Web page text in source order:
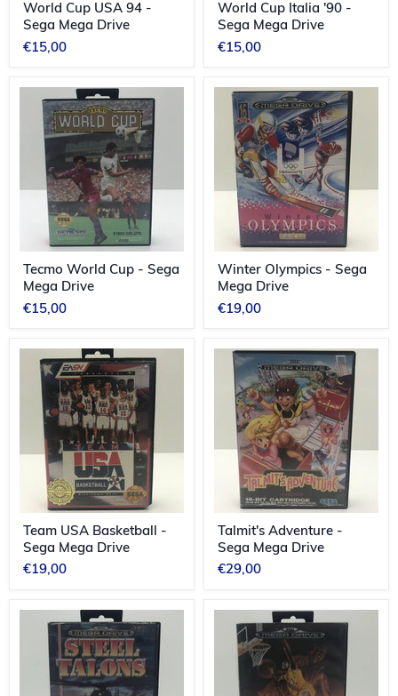
World Cup USA 94 -
Sega Mega Drive
€15,00
World Cup Italia '90 -
Sega Mega Drive
€15,00
World
Cup
Sega
Mega
Drive
Tecmo World Cup - Sega
Mega Drive
€15,00
Winter
Olympics
Sega
Mega
Drive
Winter Olympics - Sega
Mega Drive
€19,00
Team
USA
Basketball
Sega
Mega
Drive
Team USA Basketball -
Sega Mega Drive
€19,00
Talmit's
Adventure
Sega
Mega
Drive
Talmit's Adventure -
Sega Mega Drive
€29,00
Talons
Sega
Mega
Drive
SuperReal
Basketball
Sega
Mega
Drive